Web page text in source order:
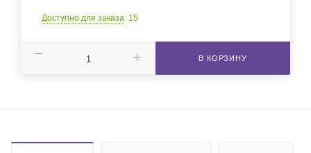
Доступно для заказа: 15
В КОРЗИНУ